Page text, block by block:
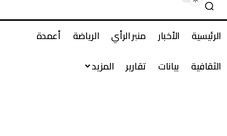
الرئيسية الأخبار منبر الرأي الرياضة
أعمدة
الثقافية
بيانات تقارير المزيد